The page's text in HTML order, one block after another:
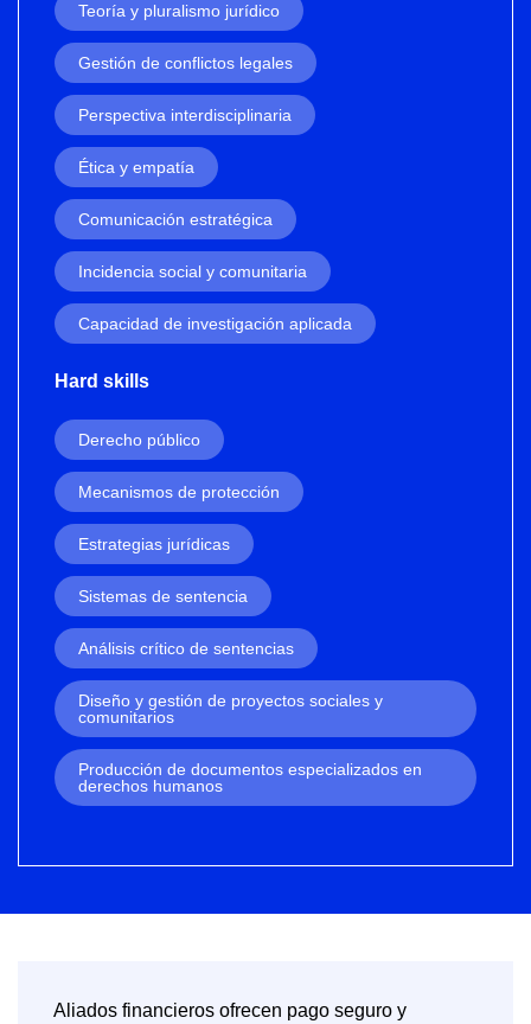
Teoría y pluralismo jurídico
Gestión de conflictos legales
Perspectiva interdisciplinaria
Ética y empatía
Comunicación estratégica
Incidencia social y comunitaria
Capacidad de investigación aplicada
Hard skills
Derecho público
Mecanismos de protección
Estrategias jurídicas
Sistemas de sentencia
Análisis crítico de sentencias
Diseño y gestión de proyectos sociales y
comunitarios
Producción de documentos especializados en
derechos humanos
Aliados financieros ofrecen pago seguro y